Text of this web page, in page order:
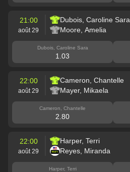
21:00
août 29
Dubois, Caroline Sara
Moore, Amelia
Dubois, Caroline Sara
1.03
22:00
août 29
Cameron, Chantelle
Mayer, Mikaela
Cameron, Chantelle
2.80
22:00
août 29
Harper, Terri
Reyes, Miranda
Harper, Terri